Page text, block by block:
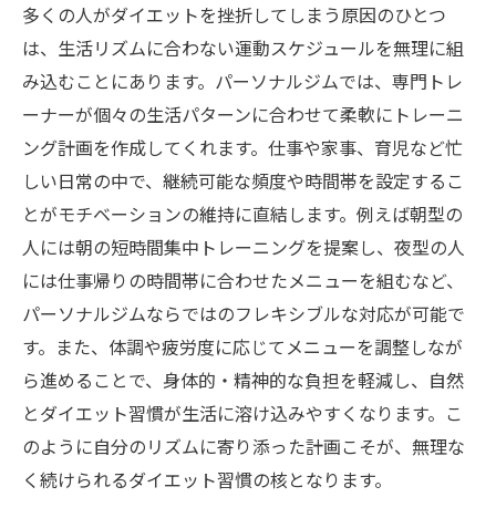
多くの人がダイエットを挫折してしまう原因のひとつ
は、生活リズムに合わない運動スケジュールを無理に組
み込むことにあります。パーソナルジムでは、専門トレ
ーナーが個々の生活パターンに合わせて柔軟にトレーニ
ング計画を作成してくれます。仕事や家事、育児など忙
しい日常の中で、継続可能な頻度や時間帯を設定するこ
とがモチベーションの維持に直結します。例えば朝型の
人には朝の短時間集中トレーニングを提案し、夜型の人
には仕事帰りの時間帯に合わせたメニューを組むなど、
パーソナルジムならではのフレキシブルな対応が可能で
す。また、体調や疲労度に応じてメニューを調整しなが
ら進めることで、身体的・精神的な負担を軽減し、自然
とダイエット習慣が生活に溶け込みやすくなります。こ
のように自分のリズムに寄り添った計画こそが、無理な
く続けられるダイエット習慣の核となります。